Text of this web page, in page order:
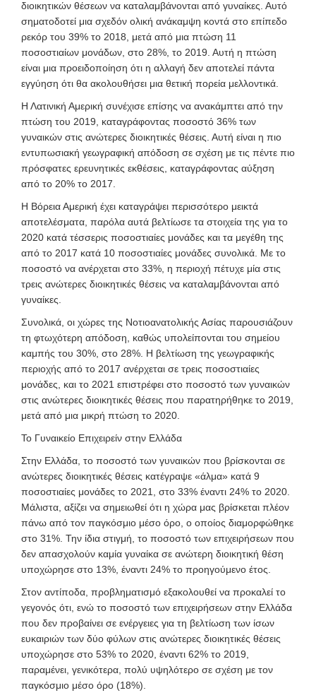
διοικητικών θέσεων να καταλαμβάνονται από γυναίκες. Αυτό
σηματοδοτεί μια σχεδόν ολική ανάκαμψη κοντά στο επίπεδο
ρεκόρ του 39% το 2018, μετά από μια πτώση 11
ποσοστιαίων μονάδων, στο 28%, το 2019. Αυτή η πτώση
είναι μια προειδοποίηση ότι η αλλαγή δεν αποτελεί πάντα
εγγύηση ότι θα ακολουθήσει μια θετική πορεία μελλοντικά.
Η Λατινική Αμερική συνέχισε επίσης να ανακάμπτει από την
πτώση του 2019, καταγράφοντας ποσοστό 36% των
γυναικών στις ανώτερες διοικητικές θέσεις. Αυτή είναι η πιο
εντυπωσιακή γεωγραφική απόδοση σε σχέση με τις πέντε πιο
πρόσφατες ερευνητικές εκθέσεις, καταγράφοντας αύξηση
από το 20% το 2017.
Η Βόρεια Αμερική έχει καταγράψει περισσότερο μεικτά
αποτελέσματα, παρόλα αυτά βελτίωσε τα στοιχεία της για το
2020 κατά τέσσερις ποσοστιαίες μονάδες και τα μεγέθη της
από το 2017 κατά 10 ποσοστιαίες μονάδες συνολικά. Με το
ποσοστό να ανέρχεται στο 33%, η περιοχή πέτυχε μία στις
τρεις ανώτερες διοικητικές θέσεις να καταλαμβάνονται από
γυναίκες.
Συνολικά, οι χώρες της Νοτιοανατολικής Ασίας παρουσιάζουν
τη φτωχότερη απόδοση, καθώς υπολείπονται του σημείου
καμπής του 30%, στο 28%. Η βελτίωση της γεωγραφικής
περιοχής από το 2017 ανέρχεται σε τρεις ποσοστιαίες
μονάδες, και το 2021 επιστρέφει στο ποσοστό των γυναικών
στις ανώτερες διοικητικές θέσεις που παρατηρήθηκε το 2019,
μετά από μια μικρή πτώση το 2020.
Το Γυναικείο Επιχειρείν στην Ελλάδα
Στην Ελλάδα, το ποσοστό των γυναικών που βρίσκονται σε
ανώτερες διοικητικές θέσεις κατέγραψε «άλμα» κατά 9
ποσοστιαίες μονάδες το 2021, στο 33% έναντι 24% το 2020.
Μάλιστα, αξίζει να σημειωθεί ότι η χώρα μας βρίσκεται πλέον
πάνω από τον παγκόσμιο μέσο όρο, ο οποίος διαμορφώθηκε
στο 31%. Την ίδια στιγμή, το ποσοστό των επιχειρήσεων που
δεν απασχολούν καμία γυναίκα σε ανώτερη διοικητική θέση
υποχώρησε στο 13%, έναντι 24% το προηγούμενο έτος.
Στον αντίποδα, προβληματισμό εξακολουθεί να προκαλεί το
γεγονός ότι, ενώ το ποσοστό των επιχειρήσεων στην Ελλάδα
που δεν προβαίνει σε ενέργειες για τη βελτίωση των ίσων
ευκαιριών των δύο φύλων στις ανώτερες διοικητικές θέσεις
υποχώρησε στο 53% το 2020, έναντι 62% το 2019,
παραμένει, γενικότερα, πολύ υψηλότερο σε σχέση με τον
παγκόσμιο μέσο όρο (18%).